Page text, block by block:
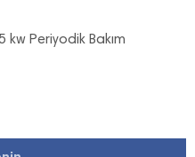
kw Periyodik Bakım